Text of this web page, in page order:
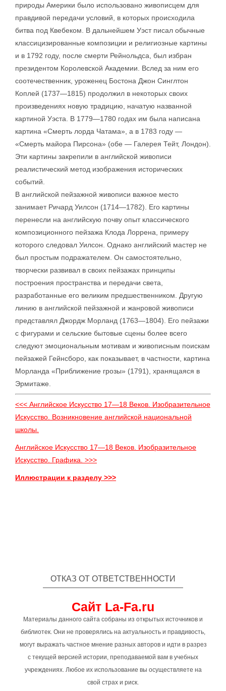
природы Америки было использовано живописцем для
правдивой передачи условий, в которых происходила
битва под Квебеком. В дальнейшем Уэст писал обычные
классицизированные композиции и религиозные картины
и в 1792 году, после смерти Рейнольдса, был избран
президентом Королевской Академии. Вслед за ним его
соотечественник, уроженец Бостона Джон Синглтон
Коплей (1737—1815) продолжил в некоторых своих
произведениях новую традицию, начатую названной
картиной Уэста. В 1779—1780 годах им была написана
картина «Смерть лорда Чатама», а в 1783 году —
«Смерть майора Пирсона» (обе — Галерея Тейт, Лондон).
Эти картины закрепили в английской живописи
реалистический метод изображения исторических
событий.
В английской пейзажной живописи важное место
занимает Ричард Уилсон (1714—1782). Его картины
перенесли на английскую почву опыт классического
композиционного пейзажа Клода Лоррена, примеру
которого следовал Уилсон. Однако английский мастер не
был простым подражателем. Он самостоятельно,
творчески развивал в своих пейзажах принципы
построения пространства и передачи света,
разработанные его великим предшественником. Другую
линию в английской пейзажной и жанровой живописи
представлял Джордж Морланд (1763—1804). Его пейзажи
с фигурами и сельские бытовые сцены более всего
следуют эмоциональным мотивам и живописным поискам
пейзажей Гейнсборо, как показывает, в частности, картина
Морланда «Приближение грозы» (1791), хранящаяся в
Эрмитаже.
<<< Английское Искусство 17—18 Веков. Изобразительное
Искусство. Возникновение английской национальной
школы.
Английское Искусство 17—18 Веков. Изобразительное
Искусство. Графика. >>>
Иллюстрации к разделу >>>
ОТКАЗ ОТ ОТВЕТСТВЕННОСТИ
Сайт La-Fa.ru
Материалы данного сайта собраны из открытых источников и
библиотек. Они не проверялись на актуальность и правдивость,
могут выражать частное мнение разных авторов и идти в разрез
с текущей версией истории, преподаваемой вам в учебных
учреждениях. Любое их использование вы осуществляете на
свой страх и риск.